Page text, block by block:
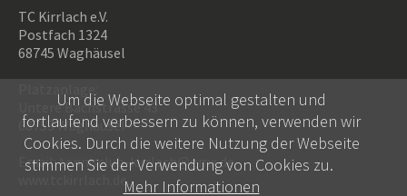
TC Kirrlach e.V.
Postfach 1324
68745 Waghäusel
Platzanlage:
Untere Bachstrasse 43
68753 Waghäusel
Email:tennisclub-kirrlach@gmx.de
www.tckirrlach.de
Um die Webseite optimal gestalten und
fortlaufend verbessern zu können, verwenden wir
Cookies. Durch die weitere Nutzung der Webseite
stimmen Sie der Verwendung von Cookies zu.
Mehr Informationen